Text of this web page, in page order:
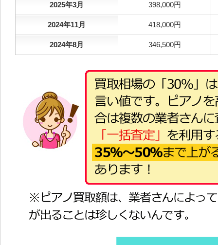
2025年3月 398,000円
2024年11月 418,000円
2024年8月 346,500円